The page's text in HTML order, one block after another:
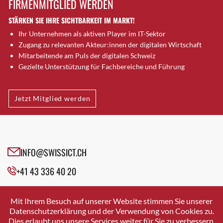
Brugg AG
Brütten
Bubendorf
Bubikon
Buchs (SG)
Bäretswil
Bülach
Cazis
Crissier
Davos Platz
Dierikon
Dietikon
FIRMENMITGLIED WERDEN
STÄRKEN SIE IHRE SICHTBARKEIT IM MARKT!
Ihr Unternehmen als aktiven Player im IT-Sektor
Zugang zu relevanten Akteur:innen der digitalen Wirtschaft
Mitarbeitende am Puls der digitalen Schweiz
Gezielte Unterstützung für Fachbereiche und Führung
Jetzt Mitglied werden
INFO@SWISSICT.CH
+41 43 336 40 20
SWISSICT
VULKANSTRASSE 120
8048 ZURICH
Mit Ihrem Besuch auf unserer Website stimmen Sie unserer
Datenschutzerklärung und der Verwendung von Cookies zu.
Dies erlaubt uns unsere Services weiter für Sie zu verbessern.